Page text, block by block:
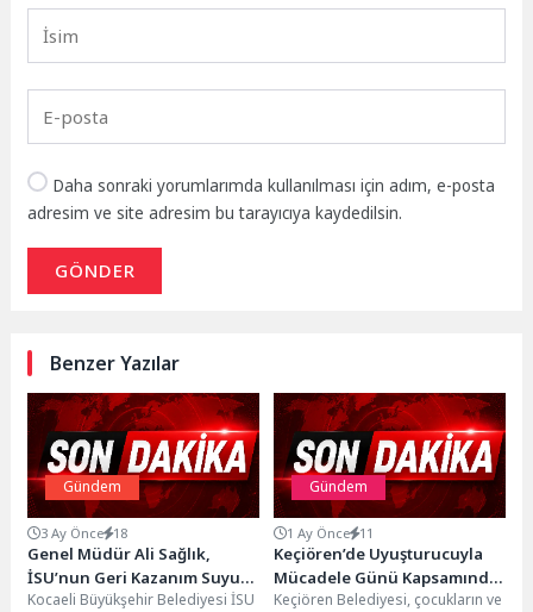
Daha sonraki yorumlarımda kullanılması için adım, e-posta
adresim ve site adresim bu tarayıcıya kaydedilsin.
GÖNDER
Benzer Yazılar
Gündem
3 Ay Önce 18
Genel Müdür Ali Sağlık,
İSU’nun Geri Kazanım Suyu
Başarısını Uluslararası
Kocaeli Büyükşehir Belediyesi İSU
Gündem
1 Ay Önce 11
Keçiören’de Uyuşturucuyla
Mücadele Günü Kapsamında
Fidan ve Fide Dağıtıldı
Keçiören Belediyesi, çocukların ve